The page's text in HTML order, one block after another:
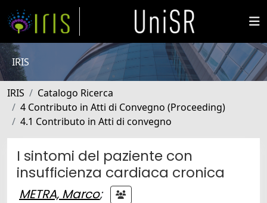
IRIS
IRIS
Catalogo Ricerca
4 Contributo in Atti di Convegno (Proceeding)
4.1 Contributo in Atti di convegno
I sintomi del paziente con
insufficienza cardiaca cronica
METRA, Marco;